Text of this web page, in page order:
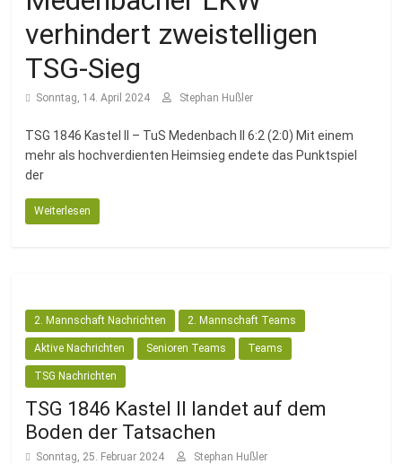
verhindert zweistelligen
TSG-Sieg
Sonntag, 14. April 2024 Stephan Hußler
TSG 1846 Kastel II – TuS Medenbach II 6:2 (2:0) Mit einem
mehr als hochverdienten Heimsieg endete das Punktspiel
der
Weiterlesen
2. Mannschaft Nachrichten 2. Mannschaft Teams
Aktive Nachrichten Senioren Teams Teams
TSG Nachrichten
TSG 1846 Kastel II landet auf dem
Boden der Tatsachen
Sonntag, 25. Februar 2024 Stephan Hußler